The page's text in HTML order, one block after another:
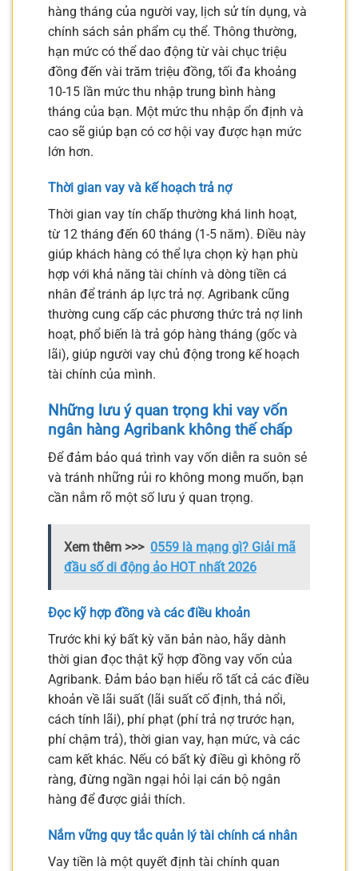
hàng tháng của người vay, lịch sử tín dụng, và
chính sách sản phẩm cụ thể. Thông thường,
hạn mức có thể dao động từ vài chục triệu
đồng đến vài trăm triệu đồng, tối đa khoảng
10-15 lần mức thu nhập trung bình hàng
tháng của bạn. Một mức thu nhập ổn định và
cao sẽ giúp bạn có cơ hội vay được hạn mức
lớn hơn.
Thời gian vay và kế hoạch trả nợ
Thời gian vay tín chấp thường khá linh hoạt,
từ 12 tháng đến 60 tháng (1-5 năm). Điều này
giúp khách hàng có thể lựa chọn kỳ hạn phù
hợp với khả năng tài chính và dòng tiền cá
nhân để tránh áp lực trả nợ. Agribank cũng
thường cung cấp các phương thức trả nợ linh
hoạt, phổ biến là trả góp hàng tháng (gốc và
lãi), giúp người vay chủ động trong kế hoạch
tài chính của mình.
Những lưu ý quan trọng khi vay vốn
ngân hàng Agribank không thế chấp
Để đảm bảo quá trình vay vốn diễn ra suôn sẻ
và tránh những rủi ro không mong muốn, bạn
cần nắm rõ một số lưu ý quan trọng.
Xem thêm >>> 0559 là mạng gì? Giải mã
đầu số di động ảo HOT nhất 2026
Đọc kỹ hợp đồng và các điều khoản
Trước khi ký bất kỳ văn bản nào, hãy dành
thời gian đọc thật kỹ hợp đồng vay vốn của
Agribank. Đảm bảo bạn hiểu rõ tất cả các điều
khoản về lãi suất (lãi suất cố định, thả nổi,
cách tính lãi), phí phạt (phí trả nợ trước hạn,
phí chậm trả), thời gian vay, hạn mức, và các
cam kết khác. Nếu có bất kỳ điều gì không rõ
ràng, đừng ngần ngại hỏi lại cán bộ ngân
hàng để được giải thích.
Nắm vững quy tắc quản lý tài chính cá nhân
Vay tiền là một quyết định tài chính quan